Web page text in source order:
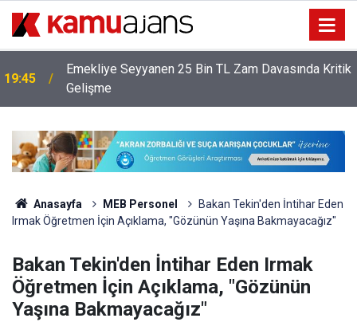
19:45
Emekliye Seyyanen 25 Bin TL Zam Davasında Kritik
Gelişme
Anasayfa MEB Personel
Bakan Tekin'den İntihar Eden
Irmak Öğretmen İçin Açıklama, "Gözünün Yaşına Bakmayacağız"
Bakan Tekin'den İntihar Eden Irmak
Öğretmen İçin Açıklama, "Gözünün
Yaşına Bakmayacağız"